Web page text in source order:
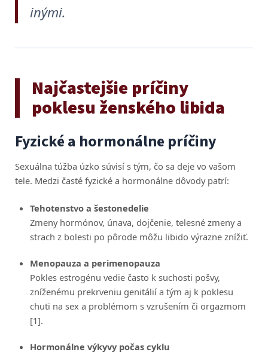
inými.
Najčastejšie príčiny
poklesu ženského libida
Fyzické a hormonálne príčiny
Sexuálna túžba úzko súvisí s tým, čo sa deje vo vašom
tele. Medzi časté fyzické a hormonálne dôvody patrí:
Tehotenstvo a šestonedelie
Zmeny hormónov, únava, dojčenie, telesné zmeny a
strach z bolesti po pôrode môžu libido výrazne znížiť.
Menopauza a perimenopauza
Pokles estrogénu vedie často k suchosti pošvy,
zníženému prekrveniu genitálií a tým aj k poklesu
chuti na sex a problémom s vzrušením či orgazmom
[1].
Hormonálne výkyvy počas cyklu